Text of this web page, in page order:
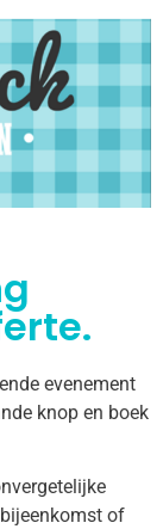
evenement
knop en boek
of